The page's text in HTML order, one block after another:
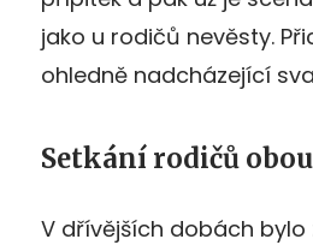
jako u rodičů nevěsty.
ohledně nadcházející
Setkání rodičů
V dřívějších dobách bylo